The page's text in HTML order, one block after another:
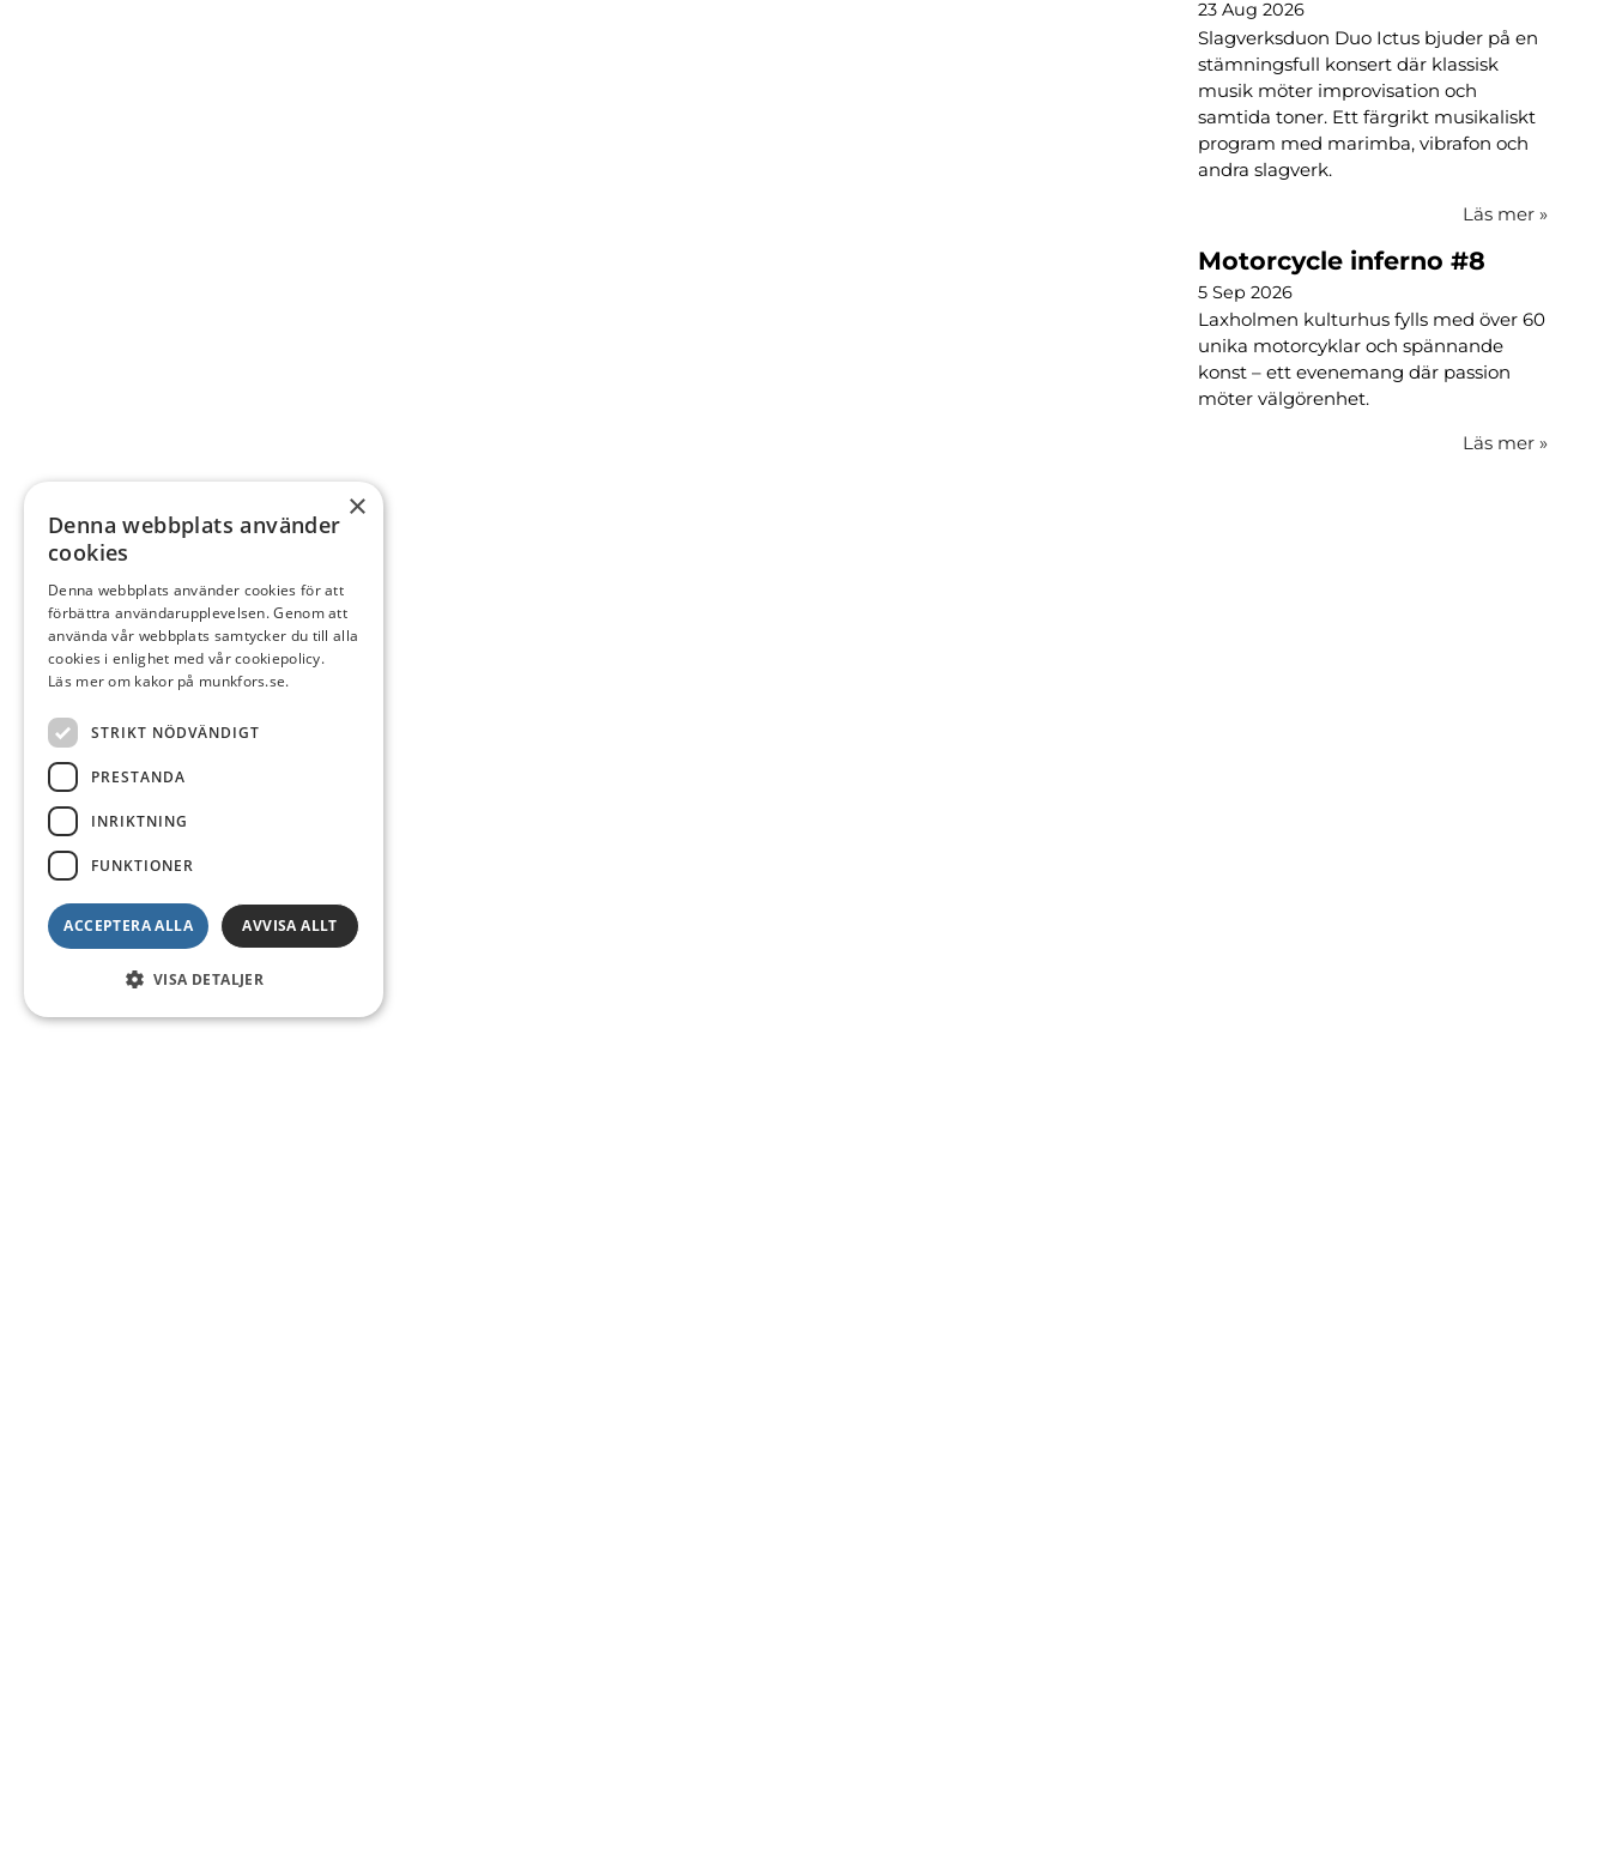
23 Aug 2026
Slagverksduon Duo Ictus bjuder på en
stämningsfull konsert där klassisk
musik möter improvisation och
samtida toner. Ett färgrikt musikaliskt
program med marimba, vibrafon och
andra slagverk.
Läs mer »
Motorcycle inferno #8
5 Sep 2026
Laxholmen kulturhus fylls med över 60
unika motorcyklar och spännande
konst – ett evenemang där passion
möter välgörenhet.
Läs mer »
×
Denna webbplats använder
cookies
Denna webbplats använder cookies för att
förbättra användarupplevelsen. Genom att
använda vår webbplats samtycker du till alla
cookies i enlighet med vår cookiepolicy.
Läs mer om kakor på munkfors.se.
STRIKT NÖDVÄNDIGT
PRESTANDA
INRIKTNING
FUNKTIONER
ACCEPTERA ALLA AVVISA ALLT
VISA DETALJER